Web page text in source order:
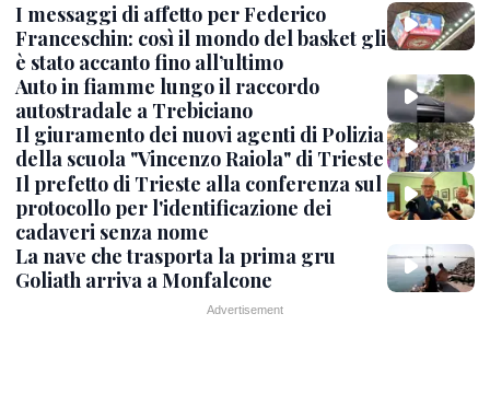
I messaggi di affetto per Federico
Franceschin: così il mondo del basket gli
è stato accanto fino all’ultimo
Auto in fiamme lungo il raccordo
autostradale a Trebiciano
Il giuramento dei nuovi agenti di Polizia
della scuola "Vincenzo Raiola" di Trieste
Il prefetto di Trieste alla conferenza sul
protocollo per l'identificazione dei
cadaveri senza nome
La nave che trasporta la prima gru
Goliath arriva a Monfalcone